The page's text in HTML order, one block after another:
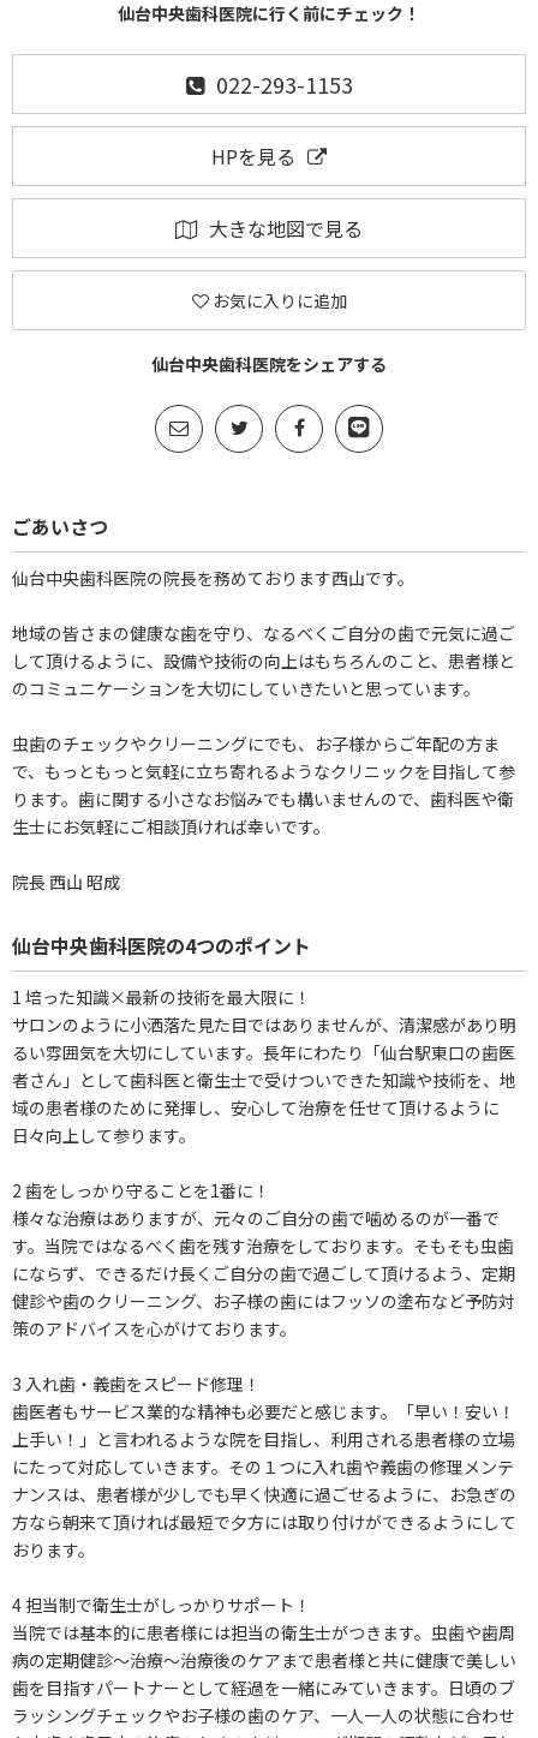
仙台中央歯科医院に行く前にチェック！
022-293-1153
HPを見る
大きな地図で見る
お気に入りに追加
仙台中央歯科医院をシェアする
ごあいさつ
仙台中央歯科医院の院長を務めております西山です。
地域の皆さまの健康な歯を守り、なるべくご自分の歯で元気に過ご
して頂けるように、設備や技術の向上はもちろんのこと、患者様と
のコミュニケーションを大切にしていきたいと思っています。
虫歯のチェックやクリーニングにでも、お子様からご年配の方ま
で、もっともっと気軽に立ち寄れるようなクリニックを目指して参
ります。歯に関する小さなお悩みでも構いませんので、歯科医や衛
生士にお気軽にご相談頂ければ幸いです。
院長 西山 昭成
仙台中央歯科医院の4つのポイント
1 培った知識×最新の技術を最大限に！
サロンのように小洒落た見た目ではありませんが、清潔感があり明
るい雰囲気を大切にしています。長年にわたり「仙台駅東口の歯医
者さん」として歯科医と衛生士で受けついできた知識や技術を、地
域の患者様のために発揮し、安心して治療を任せて頂けるように
日々向上して参ります。
2 歯をしっかり守ることを1番に！
様々な治療はありますが、元々のご自分の歯で噛めるのが一番で
す。当院ではなるべく歯を残す治療をしております。そもそも虫歯
にならず、できるだけ長くご自分の歯で過ごして頂けるよう、定期
健診や歯のクリーニング、お子様の歯にはフッソの塗布など予防対
策のアドバイスを心がけております。
3 入れ歯・義歯をスピード修理！
歯医者もサービス業的な精神も必要だと感じます。「早い！安い！
上手い！」と言われるような院を目指し、利用される患者様の立場
にたって対応していきます。その１つに入れ歯や義歯の修理メンテ
ナンスは、患者様が少しでも早く快適に過ごせるように、お急ぎの
方なら朝来て頂ければ最短で夕方には取り付けができるようにして
おります。
4 担当制で衛生士がしっかりサポート！
当院では基本的に患者様には担当の衛生士がつきます。虫歯や歯周
病の定期健診～治療～治療後のケアまで患者様と共に健康で美しい
歯を目指すパートナーとして経過を一緒にみていきます。日頃のブ
ラッシングチェックやお子様の歯のケア、一人一人の状態に合わせ